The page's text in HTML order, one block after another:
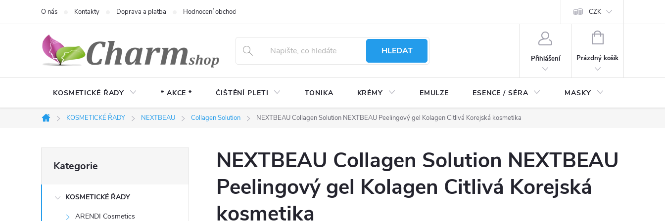
O nás Kontakty Doprava a platba Hodnocení obchodu CZK
HLEDAT
Přihlášení
NÁKUPNÍ
Prázdný košík
KOSMETICKÉ ŘADY * AKCE * ČIŠTĚNÍ PLETI TONIKA KRÉMY EMULZE ESENCE / SÉRA MASKY
Domů
KOSMETICKÉ ŘADY NEXTBEAU Collagen Solution NEXTBEAU Collagen Solution NEXTBEAU Peelingový gel Kolagen Citlivá Korejská kosmetika
o
kategorie
Kategorie
KOSMETICKÉ ŘADY
ARENDI Cosmetics
NEXTBEAU Collagen Solution NEXTBEAU
Peelingový gel Kolagen Citlivá Korejská
kosmetika